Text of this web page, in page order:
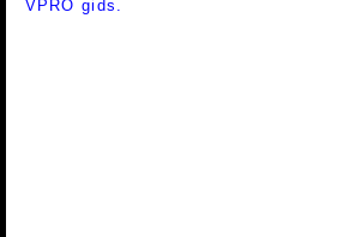
VPRO gids.